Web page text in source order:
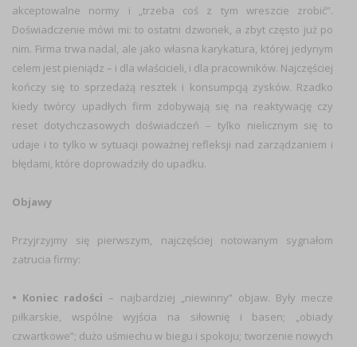
akceptowalne normy i „trzeba coś z tym wreszcie zrobić”.
Doświadczenie mówi mi: to ostatni dzwonek, a zbyt często już po
nim. Firma trwa nadal, ale jako własna karykatura, której jedynym
celem jest pieniądz – i dla właścicieli, i dla pracowników. Najczęściej
kończy się to sprzedażą resztek i konsumpcją zysków. Rzadko
kiedy twórcy upadłych firm zdobywają się na reaktywację czy
reset dotychczasowych doświadczeń – tylko nielicznym się to
udaje i to tylko w sytuacji poważnej refleksji nad zarządzaniem i
błędami, które doprowadziły do upadku.
Objawy
Przyjrzyjmy się pierwszym, najczęściej notowanym sygnałom
zatrucia firmy:
• Koniec radości – najbardziej „niewinny” objaw. Były mecze
piłkarskie, wspólne wyjścia na siłownię i basen; „obiady
czwartkowe”; dużo uśmiechu w biegu i spokoju; tworzenie nowych